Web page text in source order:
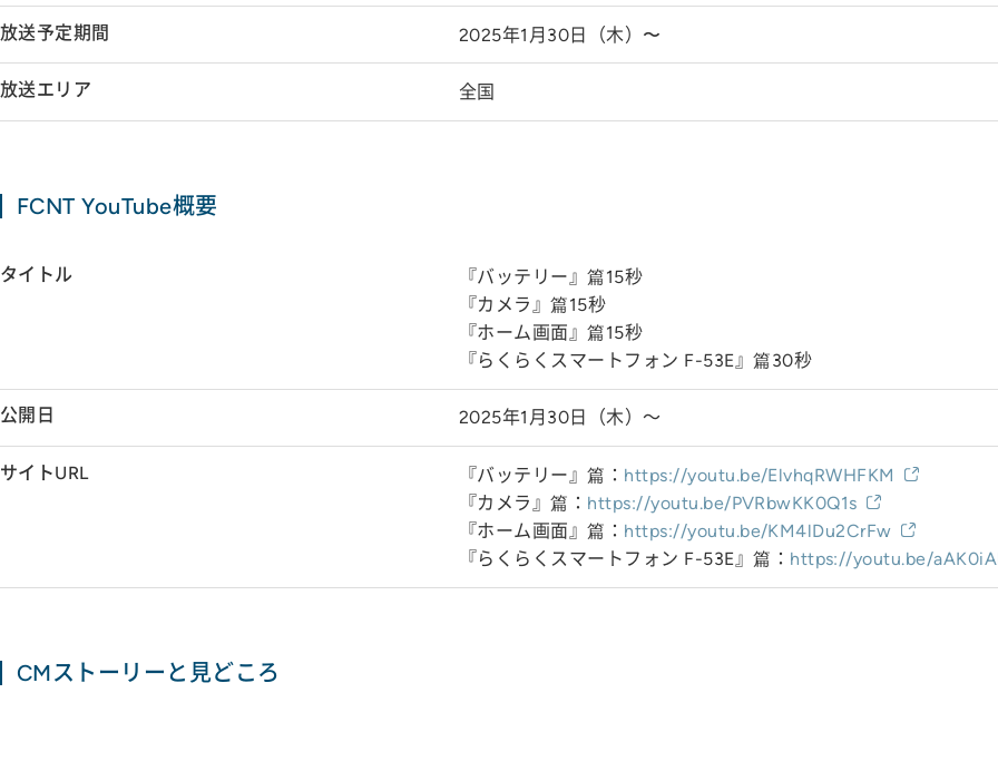
放送予定期間 2025年1月30日（木）〜
放送エリア 全国
FCNT YouTube概要
タイトル
『バッテリー』篇15秒
『カメラ』篇15秒
『ホーム画面』篇15秒
『らくらくスマートフォン F-53E』篇30秒
公開日 2025年1月30日（木）～
サイトURL 『バッテリー』篇： https://youtu.be/ElvhqRWHFKM
『カメラ』篇： https://youtu.be/PVRbwKK0Q1s
『ホーム画面』篇： https://youtu.be/KM4lDu2CrFw
『らくらくスマートフォン F-53E』篇： https://youtu.be/
CMストーリーと見どころ